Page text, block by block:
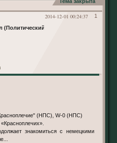
1
2014-12-01 00:24:37
(Политический)
(НПС), W-0 (НПС)
знакомиться с немецкими